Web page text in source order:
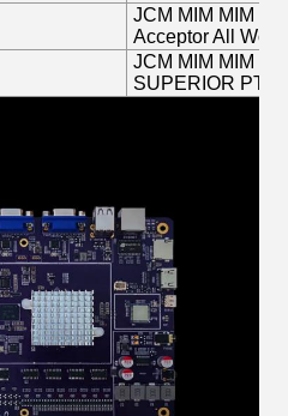
JCM MIM MIM
Acceptor All
JCM MIM MIM
SUPERIOR PTI